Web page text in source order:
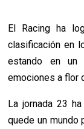
El Racing ha
clasificación en
estando en un
emociones a flor
La jornada 23
quede un mundo